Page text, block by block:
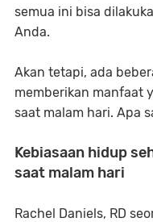
semua ini bisa
Anda.
Akan tetapi, ada
memberikan manfaat
saat malam hari. Apa
Kebiasaan hidup
saat malam hari
Rachel Daniels, RD